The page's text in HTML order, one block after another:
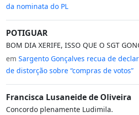
da nominata do PL
POTIGUAR
BOM DIA XERIFE, ISSO QUE O SGT
em Sargento Gonçalves recua de
de distorção sobre “compras de votos”
Francisca Lusaneide de Oliveira
Concordo plenamente Ludimila.